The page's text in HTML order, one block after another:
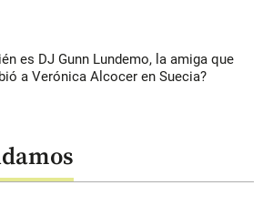
es DJ Gunn Lundemo, la amiga que
a Verónica Alcocer en Suecia?